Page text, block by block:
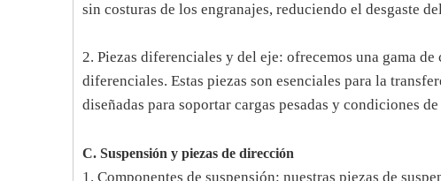
sin costuras de los engranajes, reduciendo el desgaste
2. Piezas diferenciales y del eje: ofrecemos una gama
diferenciales. Estas piezas son esenciales para la
diseñadas para soportar cargas pesadas y condiciones
C. Suspensión y piezas de dirección
1. Componentes de suspensión: nuestras piezas de